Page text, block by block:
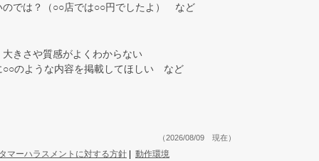
では？（○○店では○○円でしたよ） など
きさや質感がよくわからない
のような内容を掲載してほしい など
（2026/08/09 現在）
マーハラスメントに対する方針 | 動作環境